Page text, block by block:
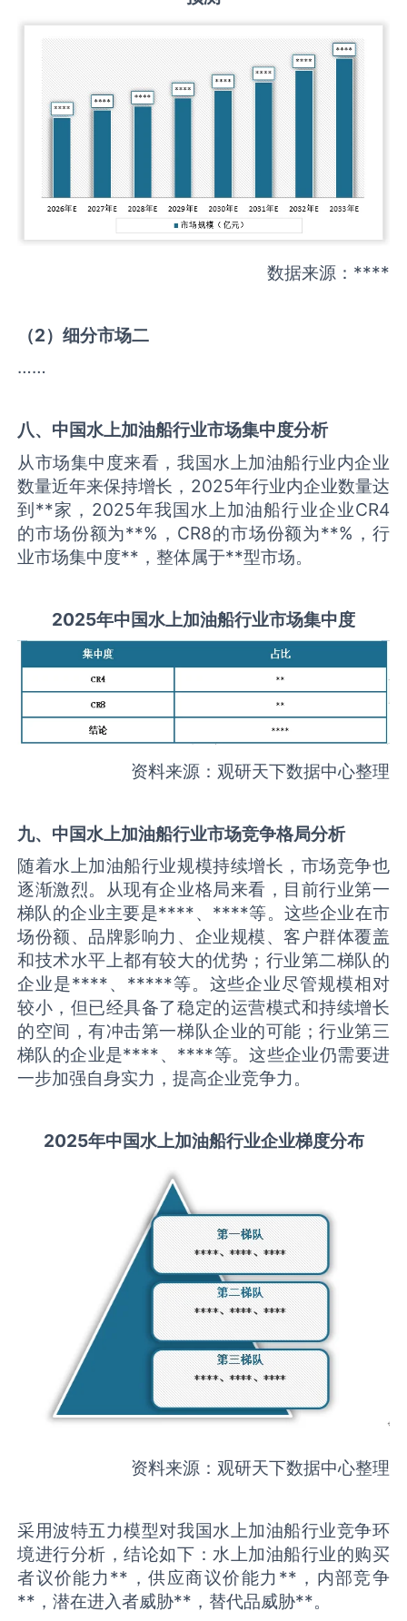
数据来源：****
（2）细分市场二
……
八、中国水上加油船行业市场集中度分析
从市场集中度来看，我国水上加油船行业内企业
数量近年来保持增长，2025年行业内企业数量达
到**家，2025年我国水上加油船行业企业CR4
的市场份额为**%，CR8的市场份额为**%，行
业市场集中度**，整体属于**型市场。
2025年中国水上加油船行业市场集中度
资料来源：观研天下数据中心整理
九、中国水上加油船行业市场竞争格局分析
随着水上加油船行业规模持续增长，市场竞争也
逐渐激烈。从现有企业格局来看，目前行业第一
梯队的企业主要是****、****等。这些企业在市
场份额、品牌影响力、企业规模、客户群体覆盖
和技术水平上都有较大的优势；行业第二梯队的
企业是****、*****等。这些企业尽管规模相对
较小，但已经具备了稳定的运营模式和持续增长
的空间，有冲击第一梯队企业的可能；行业第三
梯队的企业是****、****等。这些企业仍需要进
一步加强自身实力，提高企业竞争力。
2025年中国水上加油船行业企业梯度分布
资料来源：观研天下数据中心整理
采用波特五力模型对我国水上加油船行业竞争环
境进行分析，结论如下：水上加油船行业的购买
者议价能力**，供应商议价能力**，内部竞争
**，潜在进入者威胁**，替代品威胁**。